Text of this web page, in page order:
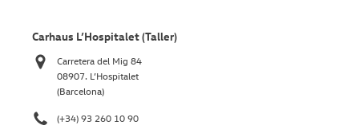
Carhaus L’Hospitalet (Taller)
Carretera del Mig 84
08907. L’Hospitalet
(Barcelona)
(+34) 93 260 10 90